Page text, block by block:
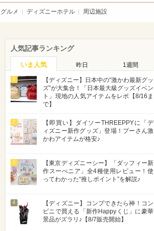
ルメ ディズニーホテル 周辺施設
人気記事ランキング
いま人気 昨日 1週間
1
【ディズニー】日本中の“激かわ最新グッ
ズ”が大集合！「日本最大級グッズイベン
ト」現地の人気アイテムをレポ【8/16ま
で】
2
【即買い】ダイソーTHREEPPYに「デ
ィズニー新作グッズ」登場！プーさん激
かわアイテムが格安♪
3
【東京ディズニーシー】「ダッフィー新
作スーべニア」全4種使用レビュー！使
ってわかった“推しポイント”を解説♪
4
【ディズニー】コンプできたら神！コン
ビニで買える「新作Happyくじ」に豪華
景品がズラリ♪【8/7販売開始】